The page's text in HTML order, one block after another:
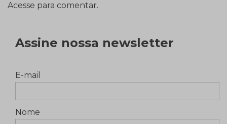
Acesse para comentar.
Assine nossa newsletter
E-mail
Nome